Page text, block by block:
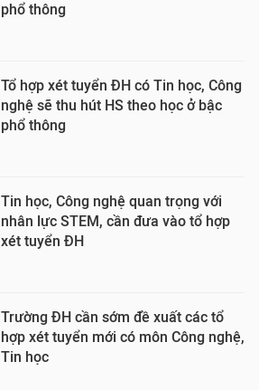
phổ thông
Tổ hợp xét tuyển ĐH có Tin học, Công
nghệ sẽ thu hút HS theo học ở bậc
phổ thông
Tin học, Công nghệ quan trọng với
nhân lực STEM, cần đưa vào tổ hợp
xét tuyển ĐH
Trường ĐH cần sớm đề xuất các tổ
hợp xét tuyển mới có môn Công nghệ,
Tin học